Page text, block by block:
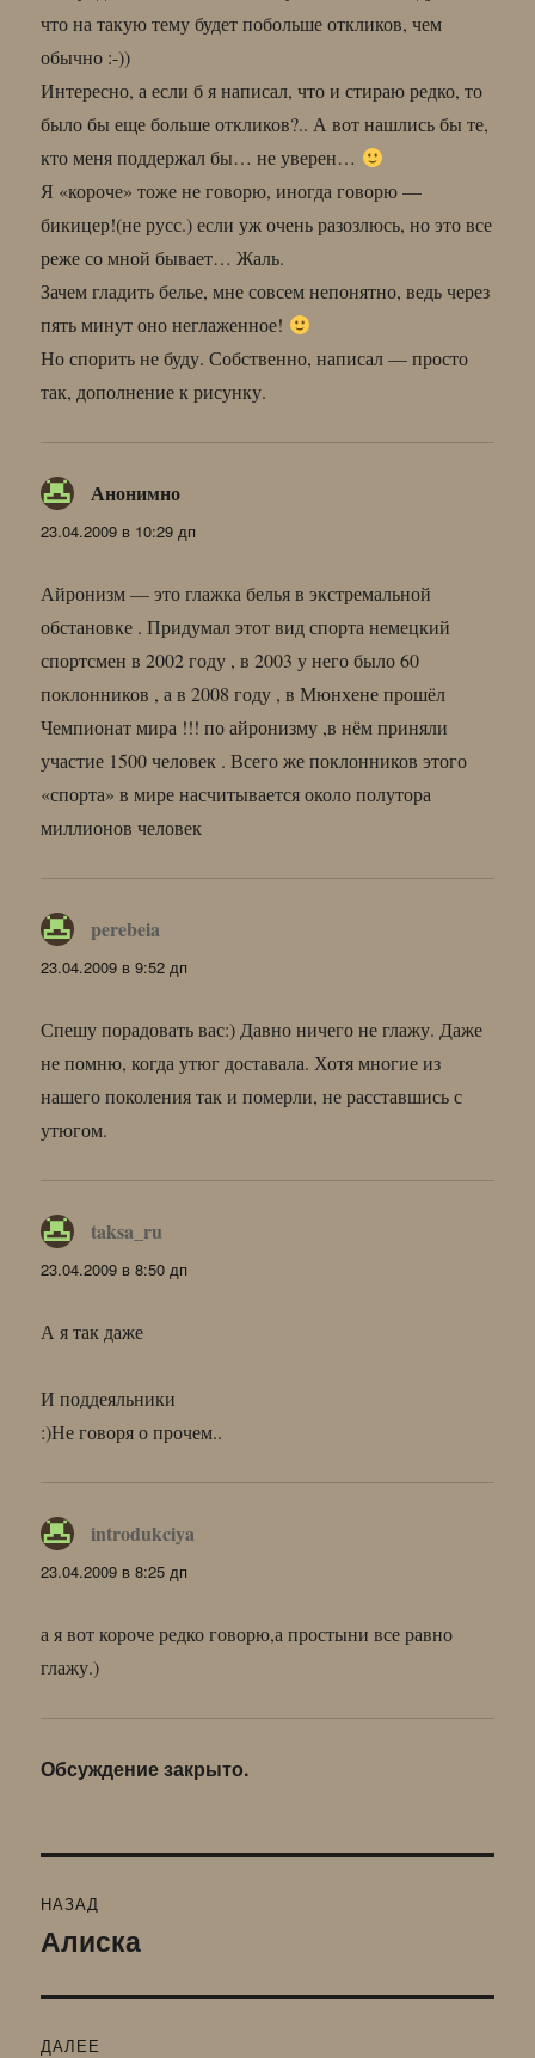
что на такую тему будет побольше откликов, чем
обычно :-))
Интересно, а если б я написал, что и стираю редко, то
было бы еще больше откликов?.. А вот нашлись бы те,
кто меня поддержал бы… не уверен…
Я «короче» тоже не говорю, иногда говорю —
бикицер!(не русс.) если уж очень разозлюсь, но это все
реже со мной бывает… Жаль.
Зачем гладить белье, мне совсем непонятно, ведь через
пять минут оно неглаженное!
Но спорить не буду. Собственно, написал — просто
так, дополнение к рисунку.
Анонимно
23.04.2009 в 10:29 дп
Айронизм — это глажка белья в экстремальной
обстановке . Придумал этот вид спорта немецкий
спортсмен в 2002 году , в 2003 у него было 60
поклонников , а в 2008 году , в Мюнхене прошёл
Чемпионат мира !!! по айронизму ,в нём приняли
участие 1500 человек . Всего же поклонников этого
«спорта» в мире насчитывается около полутора
миллионов человек
perebeia
23.04.2009 в 9:52 дп
Спешу порадовать вас:) Давно ничего не глажу. Даже
не помню, когда утюг доставала. Хотя многие из
нашего поколения так и померли, не расставшись с
утюгом.
taksa_ru
23.04.2009 в 8:50 дп
А я так даже
И поддеяльники
:)Не говоря о прочем..
introdukciya
23.04.2009 в 8:25 дп
а я вот короче редко говорю,а простыни все равно
глажу.)
Обсуждение закрыто.
по
НАЗАД
Предыдущая
Алиска
ДАЛЕЕ